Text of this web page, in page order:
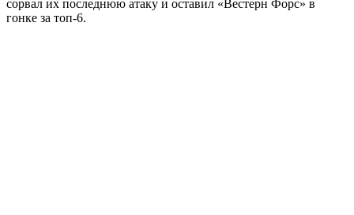
сорвал их последнюю атаку и оставил «Вестерн Форс» в
гонке за топ-6.